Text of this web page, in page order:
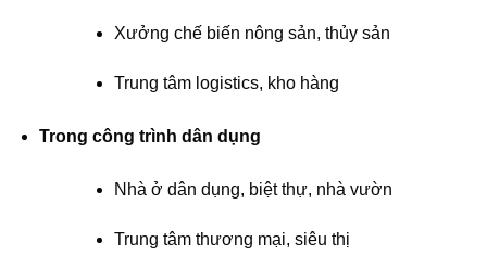
Xưởng chế biến nông sản, thủy sản
Trung tâm logistics, kho hàng
Trong công trình dân dụng
Nhà ở dân dụng, biệt thự, nhà vườn
Trung tâm thương mại, siêu thị